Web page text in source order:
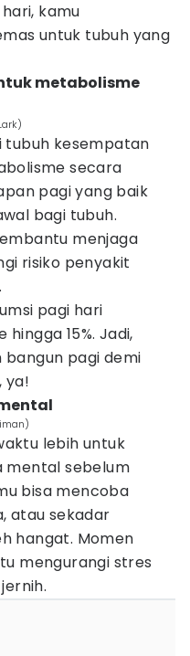
kamu
untuk tubuh yang
metabolisme
tubuh kesempatan
secara
pagi yang baik
bagi tubuh.
menjaga
risiko penyakit
pagi hari
15%. Jadi,
pagi demi
ya!
lebih untuk
mental sebelum
bisa mencoba
atau sekadar
hangat. Momen
mengurangi stres